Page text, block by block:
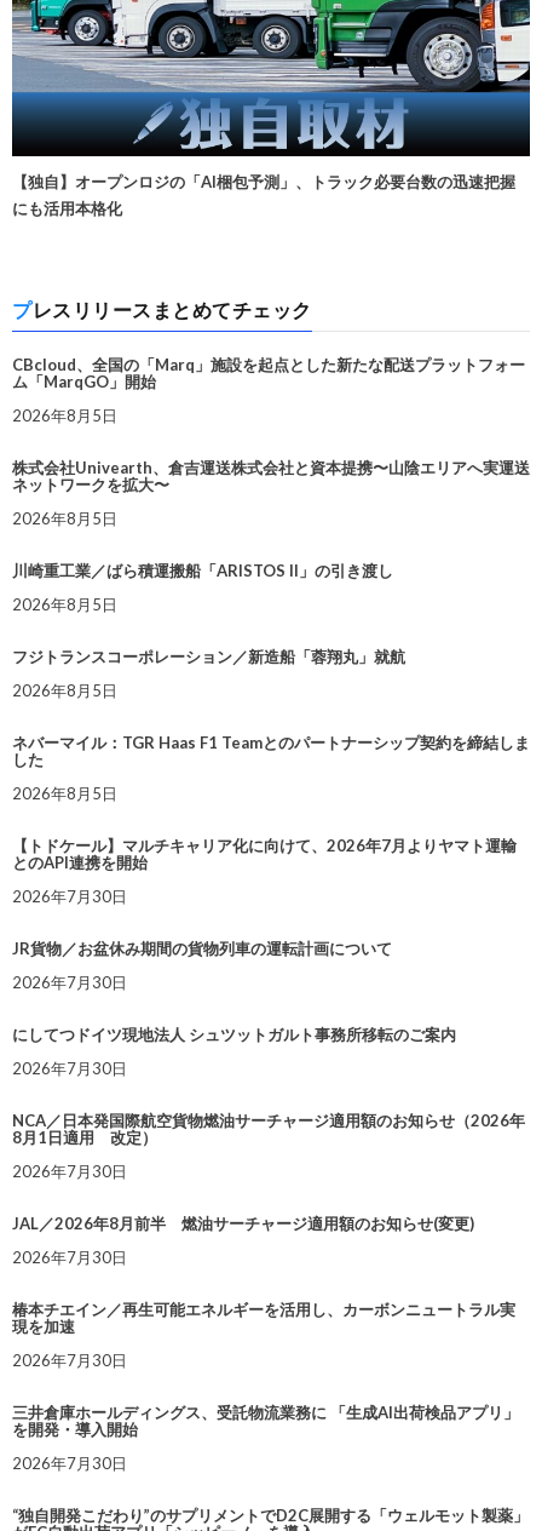
【独自】オープンロジの「AI梱包予測」、トラック必要台数の迅速把握
にも活用本格化
プレスリリースまとめてチェック
CBcloud、全国の「Marq」施設を起点とした新たな配送プラットフォー
ム「MarqGO」開始
2026年8月5日
株式会社Univearth、倉吉運送株式会社と資本提携〜山陰エリアへ実運送
ネットワークを拡大〜
2026年8月5日
川崎重工業／ばら積運搬船「ARISTOS II」の引き渡し
2026年8月5日
フジトランスコーポレーション／新造船「蓉翔丸」就航
2026年8月5日
ネバーマイル：TGR Haas F1 Teamとのパートナーシップ契約を締結しま
した
2026年8月5日
【トドケール】マルチキャリア化に向けて、2026年7月よりヤマト運輸
とのAPI連携を開始
2026年7月30日
JR貨物／お盆休み期間の貨物列車の運転計画について
2026年7月30日
にしてつドイツ現地法人 シュツットガルト事務所移転のご案内
2026年7月30日
NCA／日本発国際航空貨物燃油サーチャージ適用額のお知らせ（2026年
8月1日適用 改定）
2026年7月30日
JAL／2026年8月前半 燃油サーチャージ適用額のお知らせ(変更)
2026年7月30日
椿本チエイン／再生可能エネルギーを活用し、カーボンニュートラル実
現を加速
2026年7月30日
三井倉庫ホールディングス、受託物流業務に 「生成AI出荷検品アプリ」
を開発・導入開始
2026年7月30日
“独自開発こだわり”のサプリメントでD2C展開する「ウェルモット製薬」